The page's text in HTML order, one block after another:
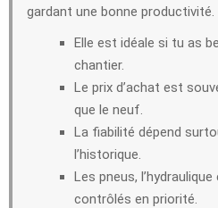
gardant une bonne productivité.
Elle est idéale si tu as
chantier.
Le prix d’achat est
que le neuf.
La fiabilité dépend
l’historique.
Les pneus,
contrôlés en priorité.